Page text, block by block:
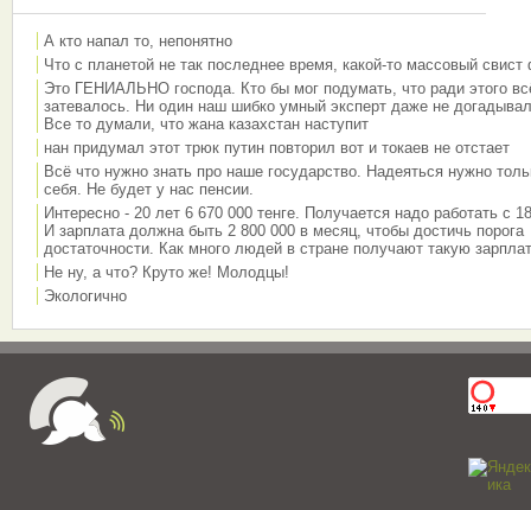
А кто напал то, непонятно
Что с планетой не так последнее время, какой-то массовый свист
Это ГЕНИАЛЬНО господа. Кто бы мог подумать, что ради этого
затевалось. Ни один наш шибко умный эксперт даже не
Все то думали, что жана казахстан наступит
нан придумал этот трюк путин повторил вот и токаев не отстает
Всё что нужно знать про наше государство. Надеяться нужно
себя. Не будет у нас пенсии.
Интересно - 20 лет 6 670 000 тенге. Получается надо работать с
И зарплата должна быть 2 800 000 в месяц, чтобы достичь порога
достаточности. Как много людей в стране получают такую
Не ну, а что? Круто же! Молодцы!
Экологично